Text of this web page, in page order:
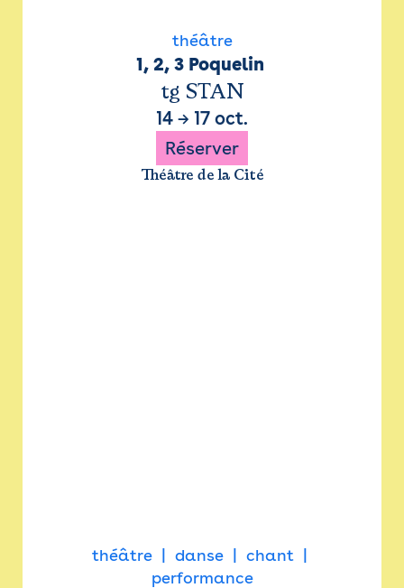
théâtre
1, 2, 3 Poquelin
tg STAN
14 → 17 oct.
Réserver
Théâtre de la Cité
théâtre danse
chant
performance